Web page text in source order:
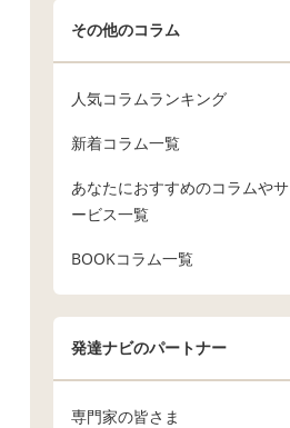
その他のコラム
人気コラムランキング
新着コラム一覧
あなたにおすすめのコラムやサ
ービス一覧
BOOKコラム一覧
発達ナビのパートナー
専門家の皆さま